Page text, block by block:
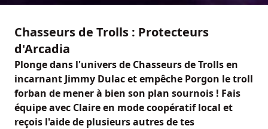
Chasseurs de Trolls : Protecteurs
d'Arcadia
Plonge dans l'univers de Chasseurs de Trolls en
incarnant Jimmy Dulac et empêche Porgon le troll
forban de mener à bien son plan sournois ! Fais
équipe avec Claire en mode coopératif local et
reçois l'aide de plusieurs autres de tes